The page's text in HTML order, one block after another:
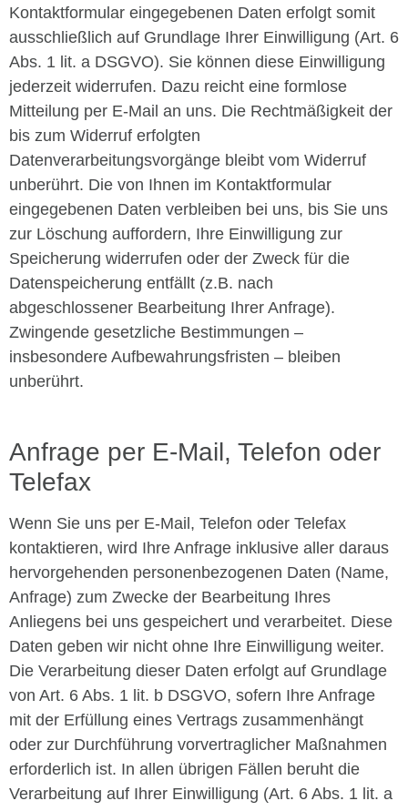
Kontaktformular eingegebenen Daten erfolgt somit
ausschließlich auf Grundlage Ihrer Einwilligung (Art. 6
Abs. 1 lit. a DSGVO). Sie können diese Einwilligung
jederzeit widerrufen. Dazu reicht eine formlose
Mitteilung per E-Mail an uns. Die Rechtmäßigkeit der
bis zum Widerruf erfolgten
Datenverarbeitungsvorgänge bleibt vom Widerruf
unberührt. Die von Ihnen im Kontaktformular
eingegebenen Daten verbleiben bei uns, bis Sie uns
zur Löschung auffordern, Ihre Einwilligung zur
Speicherung widerrufen oder der Zweck für die
Datenspeicherung entfällt (z.B. nach
abgeschlossener Bearbeitung Ihrer Anfrage).
Zwingende gesetzliche Bestimmungen –
insbesondere Aufbewahrungsfristen – bleiben
unberührt.
Anfrage per E-Mail, Telefon oder
Telefax
Wenn Sie uns per E-Mail, Telefon oder Telefax
kontaktieren, wird Ihre Anfrage inklusive aller daraus
hervorgehenden personenbezogenen Daten (Name,
Anfrage) zum Zwecke der Bearbeitung Ihres
Anliegens bei uns gespeichert und verarbeitet. Diese
Daten geben wir nicht ohne Ihre Einwilligung weiter.
Die Verarbeitung dieser Daten erfolgt auf Grundlage
von Art. 6 Abs. 1 lit. b DSGVO, sofern Ihre Anfrage
mit der Erfüllung eines Vertrags zusammenhängt
oder zur Durchführung vorvertraglicher Maßnahmen
erforderlich ist. In allen übrigen Fällen beruht die
Verarbeitung auf Ihrer Einwilligung (Art. 6 Abs. 1 lit. a